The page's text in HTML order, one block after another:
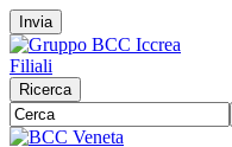
Invia
Filiali
Ricerca